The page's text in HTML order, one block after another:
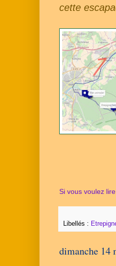
cette
Si vous voulez
Libellés :
dimanche 14